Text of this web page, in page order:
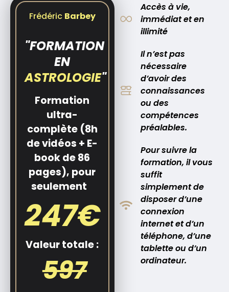
Frédéric Barbey
"FORMATION
EN
ASTROLOGIE"
Formation
ultra-
complète (8h
de vidéos + E-
book de 86
pages), pour
seulement
247€
Valeur totale :
597
Accès à vie,
immédiat et en
illimité
Il n’est pas
nécessaire
d’avoir des
connaissances
ou des
compétences
préalables.
Pour suivre la
formation, il vous
suffit
simplement de
disposer d’une
connexion
internet et d’un
téléphone, d’une
tablette ou d’un
ordinateur.